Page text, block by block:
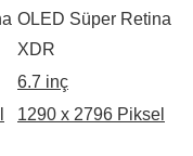
OLED Süper Retina
XDR
6.7 inç
1290 x 2796 Piksel